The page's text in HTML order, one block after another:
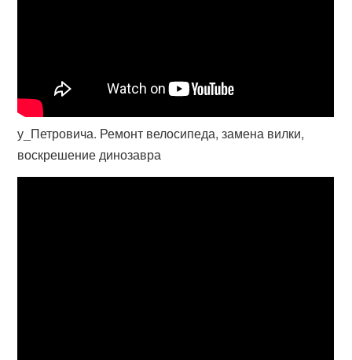
у_Петровича. Ремонт велосипеда, замена вилки,
воскрешение динозавра